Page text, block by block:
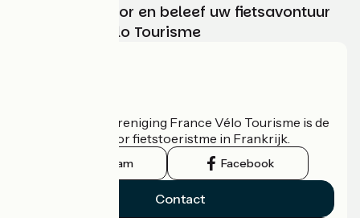
Kies, bereid voor en beleef uw fietsavontuur
met France Vélo Tourisme
De nationale vereniging France Vélo Tourisme is de
officiële gids voor fietstoeristme in Frankrijk.
Instagram Facebook
Contact